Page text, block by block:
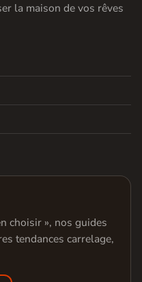
la maison de vos rêves
choisir », nos guides
tendances carrelage,